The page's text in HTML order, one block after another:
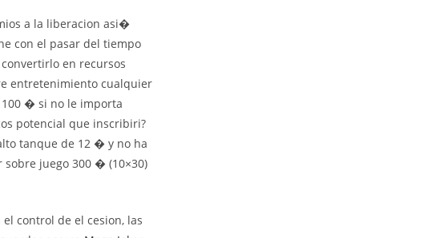
a la liberacion asi�
con el pasar del tiempo
en recursos
entretenimiento cualquier
100 � si no le importa
potencial que inscribiri?
tanque de 12 � y no ha
juego 300 � (10×30)
control de el cesion, las